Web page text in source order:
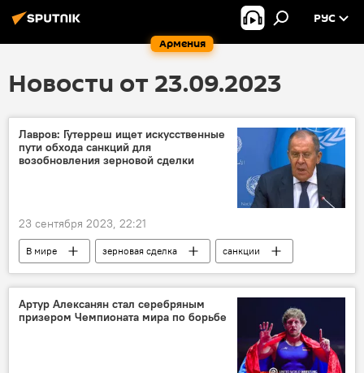
Армения
РУС
Новости от 23.09.2023
Лавров: Гутерреш ищет искусственные
пути обхода санкций для
возобновления зерновой сделки
23 сентября 2023, 22:21
В мире зерновая сделка
санкции
Россия
Лавров Сергей
Артур Алексанян стал серебряным
призером Чемпионата мира по борьбе